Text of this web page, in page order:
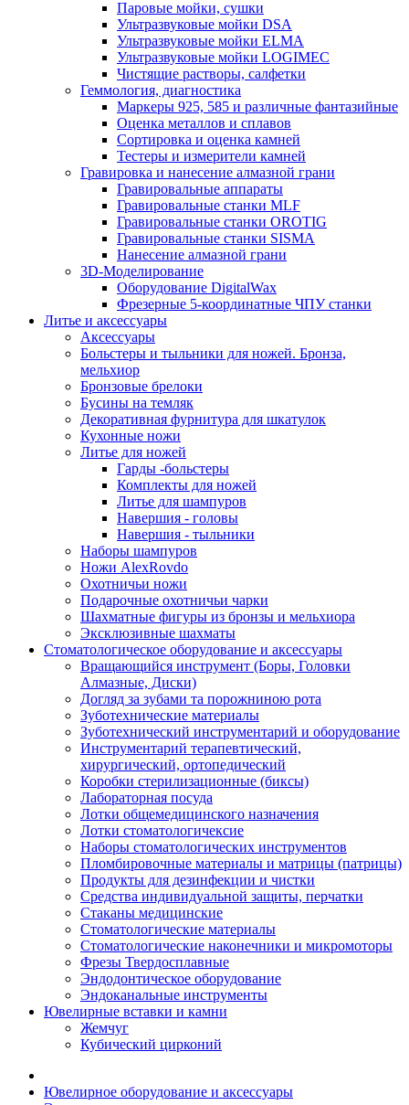
Паровые мойки, сушки
Ультразвуковые мойки DSA
Ультразвуковые мойки ELMA
Ультразвуковые мойки LOGIMEC
Чистящие растворы, салфетки
Геммология, диагностика
Маркеры 925, 585 и различные фантазийные
Оценка металлов и сплавов
Сортировка и оценка камней
Тестеры и измерители камней
Гравировка и нанесение алмазной грани
Гравировальные аппараты
Гравировальные станки MLF
Гравировальные станки OROTIG
Гравировальные станки SISMA
Нанесение алмазной грани
3D-Моделирование
Оборудование DigitalWax
Фрезерные 5-координатные ЧПУ станки
Литье и аксессуары
Аксессуары
Больстеры и тыльники для ножей. Бронза,
мельхиор
Бронзовые брелоки
Бусины на темляк
Декоративная фурнитура для шкатулок
Кухонные ножи
Литье для ножей
Гарды -больстеры
Комплекты для ножей
Литье для шампуров
Навершия - головы
Навершия - тыльники
Наборы шампуров
Ножи AlexRovdo
Охотничьи ножи
Подарочные охотничьи чарки
Шахматные фигуры из бронзы и мельхиора
Эксклюзивные шахматы
Стоматологическое оборудование и аксессуары
Вращающийся инструмент (Боры, Головки
Алмазные, Диски)
Догляд за зубами та порожниною рота
Зуботехнические материалы
Зуботехнический инструментарий и оборудование
Инструментарий терапевтический,
хирургический, ортопедический
Коробки стерилизационные (биксы)
Лабораторная посуда
Лотки общемедицинского назначения
Лотки стоматологичексие
Наборы стоматологических инструментов
Пломбировочные материалы и матрицы (патрицы)
Продукты для дезинфекции и чистки
Средства индивидуальной защиты, перчатки
Стаканы медицинские
Стоматологические материалы
Стоматологические наконечники и микромоторы
Фрезы Твердосплавные
Эндодонтическое оборудование
Эндоканальные инструменты
Ювелирные вставки и камни
Жемчуг
Кубический цирконий
Ювелирное оборудование и аксессуары